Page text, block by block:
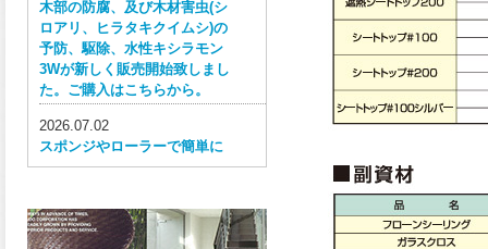
木部の防腐、及び木材害虫(シ
ロアリ、ヒラタキクイムシ)の
予防、駆除、水性キシラモン
3Wが新しく販売開始致しまし
た。ご購入はこちらから。
2026.07.02
スポンジやローラーで簡単に
塗ってはがせる目かくし用水
イントが新しく販売開始致し
ました。ご購入はこちらか